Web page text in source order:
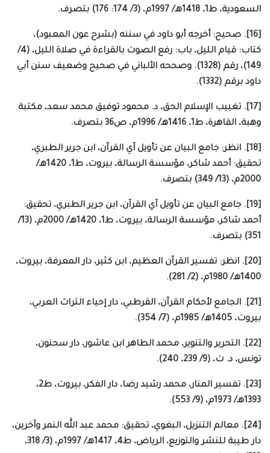
السعودية، ط1، 1418هـ/ 1997م، (3/ 174: 176) بتصرف.
[16]. صحيح: أخرجه أبو داود في سننه (بشرح عون المعبود)،
كتاب: قيام الليل، باب: رفع الصوت بالقراءة في صلاة الليل، (4/
149)، رقم (1328). وصححه الألباني في صحيح وضعيف سنن أبي
داود برقم (1332).
[17]. تغييب الإسلام الحق، د. محمود توفيق محمد سعد، مكتبة
وهبة، القاهرة، ط1، 1416هـ/ 1996م، ص36 بتصرف.
[18]. انظر: جامع البيان عن تأويل آي القرآن، ابن جرير الطبري،
تحقيق: أحمد شاكر، مؤسسة الرسالة، بيروت، ط1، 1420هـ/
2000م، (13/ 349) بتصرف.
[19]. جامع البيان عن تأويل آي القرآن، ابن جرير الطبري، تحقيق:
أحمد شاكر، مؤسسة الرسالة، بيروت، ط1، 1420هـ/ 2000م، (13/
351) بتصرف.
[20]. انظر: تفسير القرآن العظيم، ابن كثير، دار المعرفة، بيروت،
1400هـ/ 1980م، (2/ 281).
[21]. الجامع لأحكام القرآن، القرطبي، دار إحياء التراث العربي،
بيروت، 1405هـ/ 1985م، (7/ 354).
[22]. التحرير والتنوير، محمد الطاهر ابن عاشور، دار سحنون،
تونس، د. ت، (9/ 239، 240).
[23]. تفسير المنار، محمد رشيد رضا، دار الفكر، بيروت، ط2،
1393هـ/ 1973م، (9/ 553).
[24]. معالم التنزيل، البغوي، تحقيق: محمد عبد الله النمر وآخرين،
دار طيبة للنشر والتوزيع، الرياض، ط4، 1417هـ/ 1997م، (3/ 318،